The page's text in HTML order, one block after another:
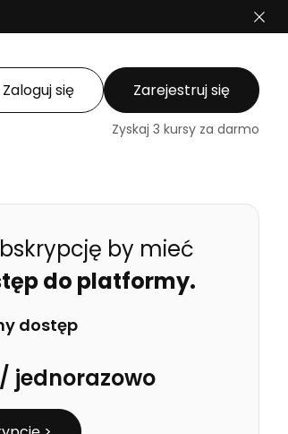
Zaloguj się Zarejestruj się
Zyskaj 3 kursy za darmo
by mieć
do platformy.
dostęp
jednorazowo